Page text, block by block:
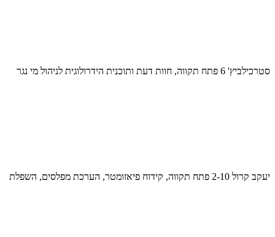
סטרכילביץ' 6 פתח תקווה, חוות דעת ותוכנית הידרולוגית לניהול מי נגר
יעקב קרול 2-10 פתח תקווה, קידוח פיאזומטר, הערכת מפלסים, השפלת